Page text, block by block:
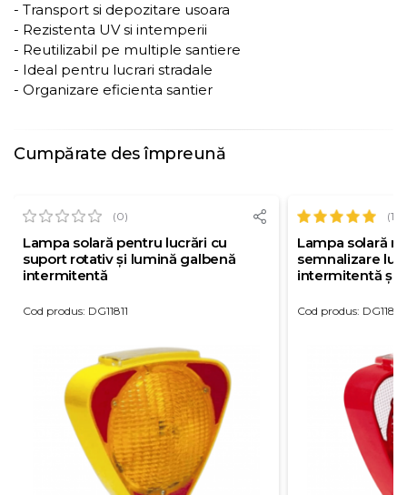
- Transport si depozitare usoara
- Rezistenta UV si intemperii
- Reutilizabil pe multiple santiere
- Ideal pentru lucrari stradale
- Organizare eficienta santier
Cumpărate des împreună
(0)
Lampa solară pentru lucrări cu
suport rotativ și lumină galbenă
intermitentă
Cod produs: DG11811
(1)
Lampa solară
semnalizare
intermitentă și
Cod produs: DG11813